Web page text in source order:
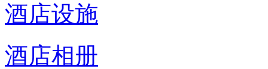
酒店设施
酒店相册